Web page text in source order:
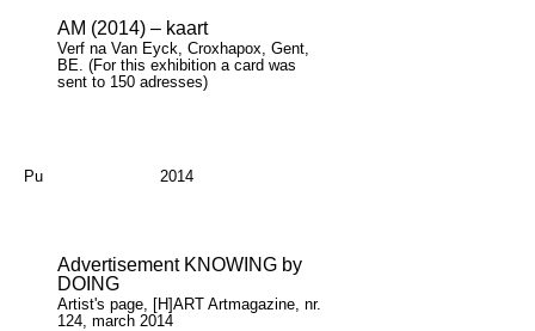
AM (2014) – kaart
Verf na Van Eyck, Croxhapox, Gent,
BE. (For this exhibition a card was
sent to 150 adresses)
Pu 2014
Advertisement KNOWING by
DOING
Artist's page, [H]ART Artmagazine, nr.
124, march 2014